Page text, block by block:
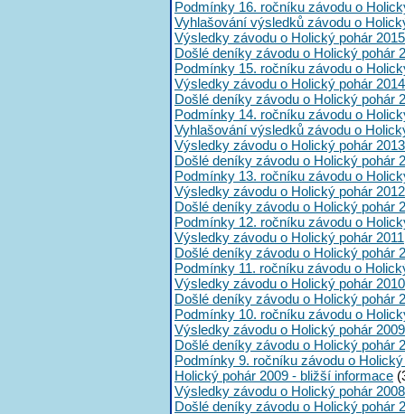
Podmínky 16. ročníku závodu o
Vyhlašování výsledků závodu o
Výsledky závodu o Holický pohár 2015
Došlé deníky závodu o Holický pohár
Podmínky 15. ročníku závodu o
Výsledky závodu o Holický pohár 2014
Došlé deníky závodu o Holický pohár
Podmínky 14. ročníku závodu o
Vyhlašování výsledků závodu o
Výsledky závodu o Holický pohár 2013
Došlé deníky závodu o Holický pohár
Podmínky 13. ročníku závodu o
Výsledky závodu o Holický pohár 2012
Došlé deníky závodu o Holický pohár
Podmínky 12. ročníku závodu o
Výsledky závodu o Holický pohár 2011
Došlé deníky závodu o Holický pohár
Podmínky 11. ročníku závodu o
Výsledky závodu o Holický pohár 2010
Došlé deníky závodu o Holický pohár
Podmínky 10. ročníku závodu o
Výsledky závodu o Holický pohár 2009
Došlé deníky závodu o Holický pohár
Podmínky 9. ročníku závodu o
Holický pohár 2009 - bližší informace
Výsledky závodu o Holický pohár 2008
Došlé deníky závodu o Holický pohár